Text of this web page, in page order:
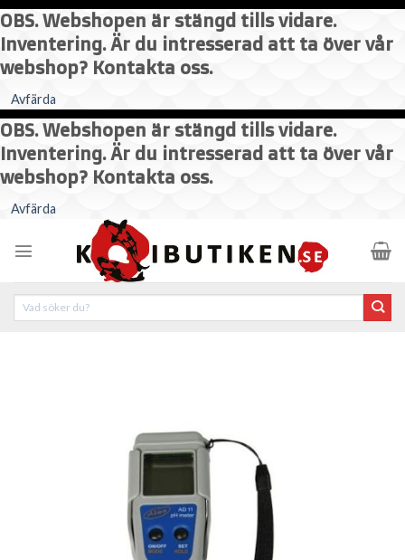
OBS. Webshopen är stängd tills vidare.
Inventering. Är du intresserad att ta över vår
webshop? Kontakta oss.
Avfärda
OBS. Webshopen är stängd tills vidare.
Inventering. Är du intresserad att ta över vår
webshop? Kontakta oss.
Avfärda
content